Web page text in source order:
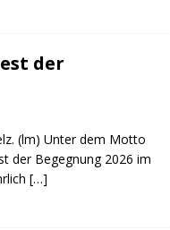
der
(lm) Unter dem Motto
der Begegnung 2026 im
[…]